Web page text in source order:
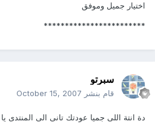
اختيار جميل وموفق
************************
سبرتو
قام بنشر October 15, 2007
دة انتة اللى جميا عودتك تانى الى المنتدى